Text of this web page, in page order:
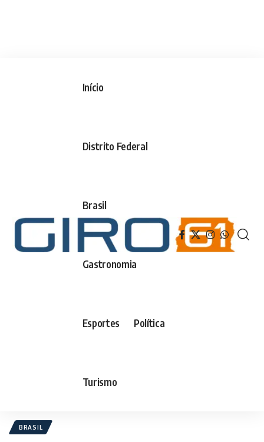
Início
Distrito Federal
Brasil
Gastronomia
Esportes Política
Turismo
BRASIL